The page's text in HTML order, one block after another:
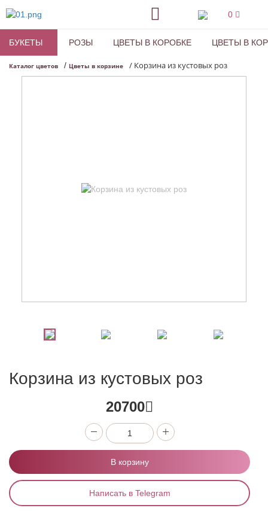
0
БУКЕТЫ РОЗЫ ЦВЕТЫ В КОРОБКЕ ЦВЕТЫ В
Каталог цветов / Цветы в корзине / Корзина из кустовых роз
Корзина из кустовых роз
20700
В корзину
Написать в Telegram